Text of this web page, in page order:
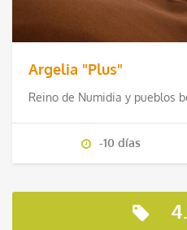
Argelia "Plus"
Reino de Numidia y pueblos
-10 días